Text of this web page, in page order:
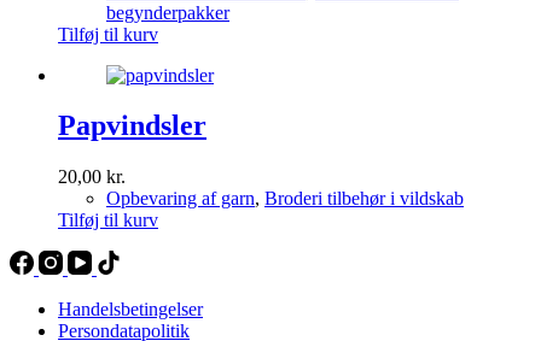
pris
var:
begynderpakker
Tilføj til kurv
Papvindsler
20,00 kr.
Opbevaring af garn, Broderi tilbehør i vildskab
Tilføj til kurv
Handelsbetingelser
Persondatapolitik